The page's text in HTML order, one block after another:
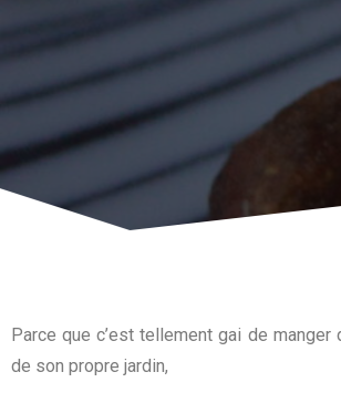
Parce que c’est tellement gai de
de son propre jardin,